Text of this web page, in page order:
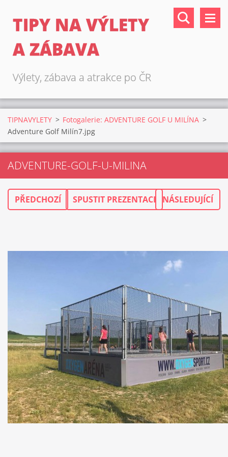
TIPY NA VÝLETY
A ZÁBAVA
Výlety, zábava a atrakce po ČR
TIPNAVYLETY > Fotogalerie: ADVENTURE GOLF U MILÍNA >
Adventure Golf Milín7.jpg
ADVENTURE-GOLF-U-MILINA
PŘEDCHOZÍ SPUSTIT PREZENTACI NÁSLEDUJÍCÍ